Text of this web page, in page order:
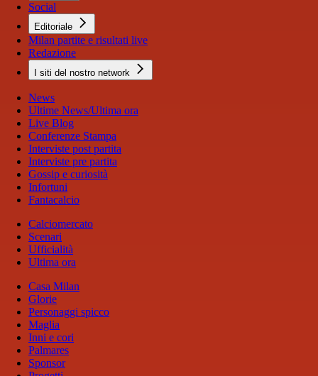
Social
Editoriale
Milan partite e risultati live
Redazione
I siti del nostro network
News
Ultime News/Ultima ora
Live Blog
Conferenze Stampa
Interviste post partita
Interviste pre partita
Gossip e curiosità
Infortuni
Fantacalcio
Calciomercato
Scenari
Ufficialità
Ultima ora
Casa Milan
Glorie
Personaggi spicco
Maglia
Inni e cori
Palmares
Sponsor